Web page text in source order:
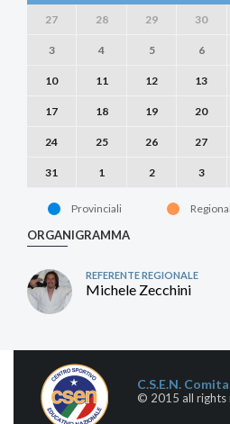
27 28 29 30
3 4 5 6
10 11 12 13
17 18 19 20
24 25 26 27
31 1 2 3
Provinciali
ORGANIGRAMMA
REFERENTE REGIONALE
Michele Zecchini
C.S.E.N.
© 2015 all rights